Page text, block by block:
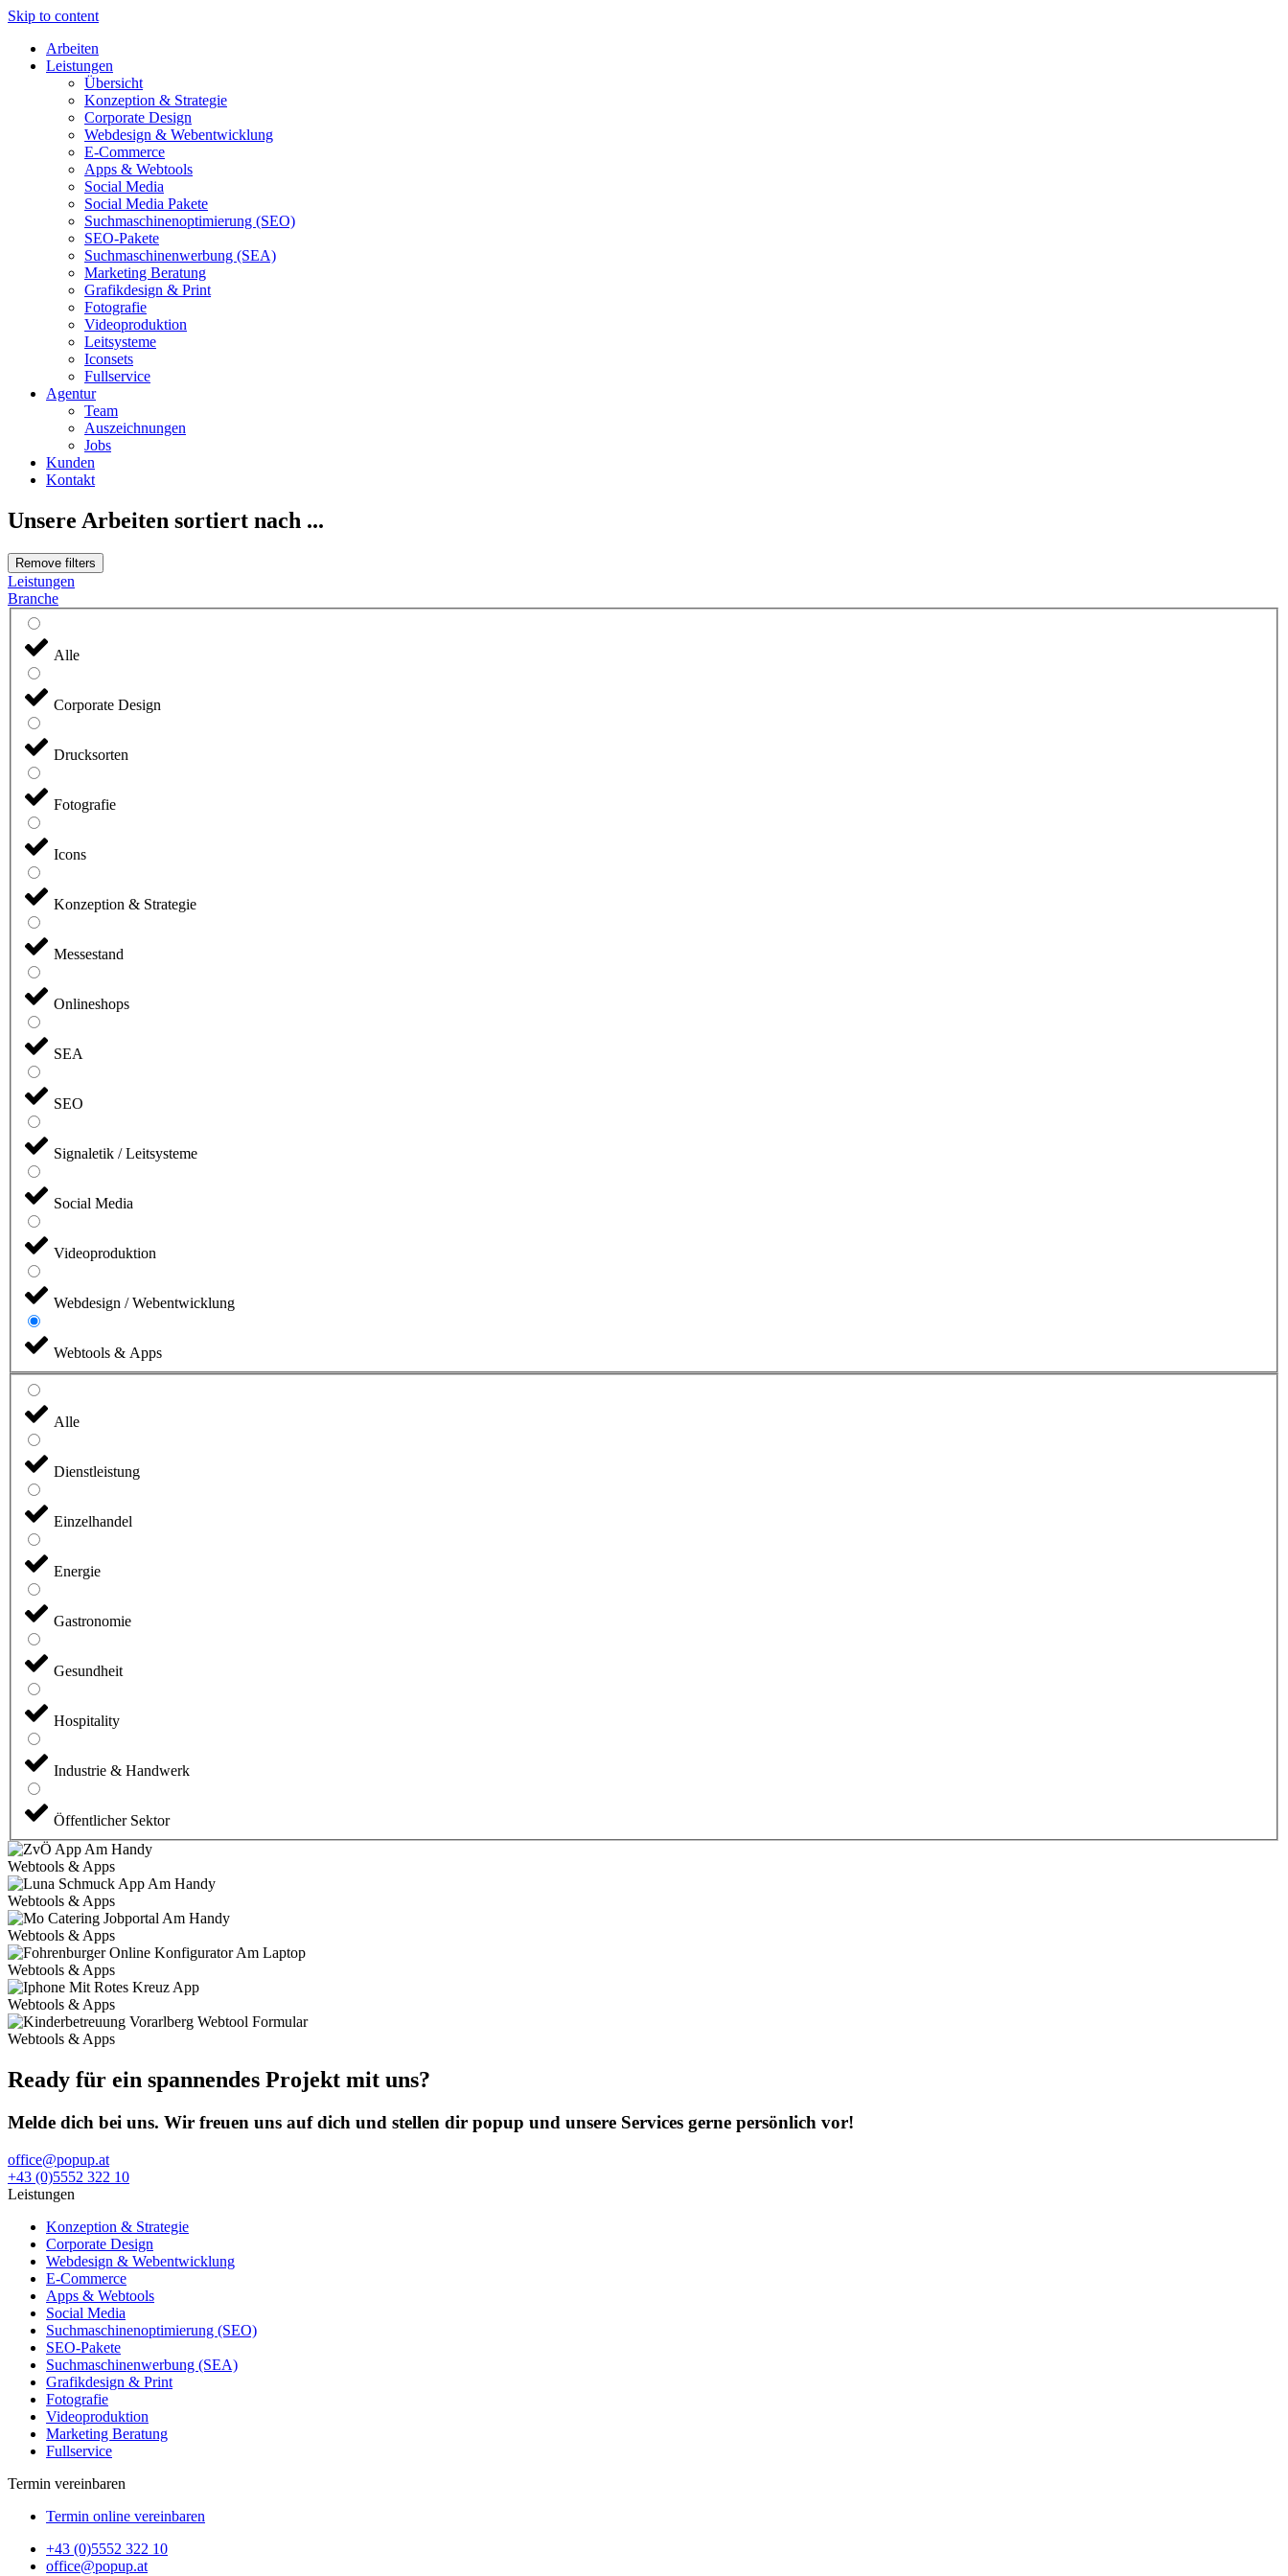
Skip to content
Arbeiten
Leistungen
Übersicht
Konzeption & Strategie
Corporate Design
Webdesign & Webentwicklung
E-Commerce
Apps & Webtools
Social Media
Social Media Pakete
Suchmaschinenoptimierung (SEO)
SEO-Pakete
Suchmaschinenwerbung (SEA)
Marketing Beratung
Grafikdesign & Print
Fotografie
Videoproduktion
Leitsysteme
Iconsets
Fullservice
Agentur
Team
Auszeichnungen
Jobs
Kunden
Kontakt
Unsere Arbeiten sortiert nach ...
Remove filters
Leistungen
Branche
Alle
Corporate Design
Drucksorten
Fotografie
Icons
Konzeption & Strategie
Messestand
Onlineshops
SEA
SEO
Signaletik / Leitsysteme
Social Media
Videoproduktion
Webdesign / Webentwicklung
Webtools & Apps
Alle
Dienstleistung
Einzelhandel
Energie
Gastronomie
Gesundheit
Hospitality
Industrie & Handwerk
Öffentlicher Sektor
Webtools & Apps
Webtools & Apps
Webtools & Apps
Webtools & Apps
Webtools & Apps
Webtools & Apps
Ready für ein spannendes Projekt mit uns?
Melde dich bei uns. Wir freuen uns auf dich und stellen dir popup und unsere Services gerne persönlich vor!
office@popup.at
+43 (0)5552 322 10
Leistungen
Konzeption & Strategie
Corporate Design
Webdesign & Webentwicklung
E-Commerce
Apps & Webtools
Social Media
Suchmaschinenoptimierung (SEO)
SEO-Pakete
Suchmaschinenwerbung (SEA)
Grafikdesign & Print
Fotografie
Videoproduktion
Marketing Beratung
Fullservice
Termin vereinbaren
Termin online vereinbaren
+43 (0)5552 322 10
office@popup.at